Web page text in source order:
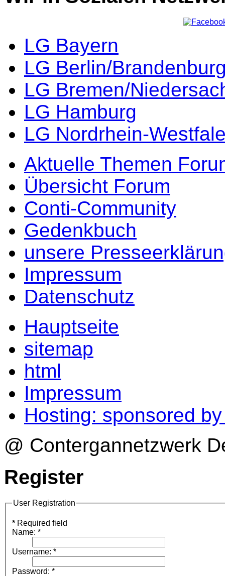
LG Bayern
LG Berlin/
LG Bremen/
LG Hamburg
LG Nordrhein-
Aktuelle Themen
Übersicht Forum
Conti-Community
Gedenkbuch
unsere
Impressum
Datenschutz
Hauptseite
sitemap
html
Impressum
Hosting: sponsored
@ Contergannetzwerk
Register
User Registration
* Required field
Name: *
Username: *
Password: *